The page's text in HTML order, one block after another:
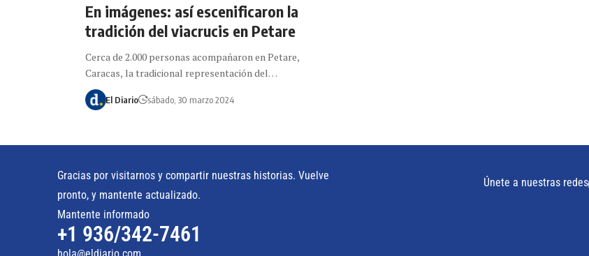
En imágenes: así escenificaron la
tradición del viacrucis en Petare
Cerca de 2.000 personas acompañaron en Petare,
Caracas, la tradicional representación del…
El Diario sábado, 30 marzo 2024
Gracias por visitarnos y compartir nuestras historias. Vuelve
pronto, y mantente actualizado.
Mantente informado
+1 936/342-7461
Únete a nuestras redes